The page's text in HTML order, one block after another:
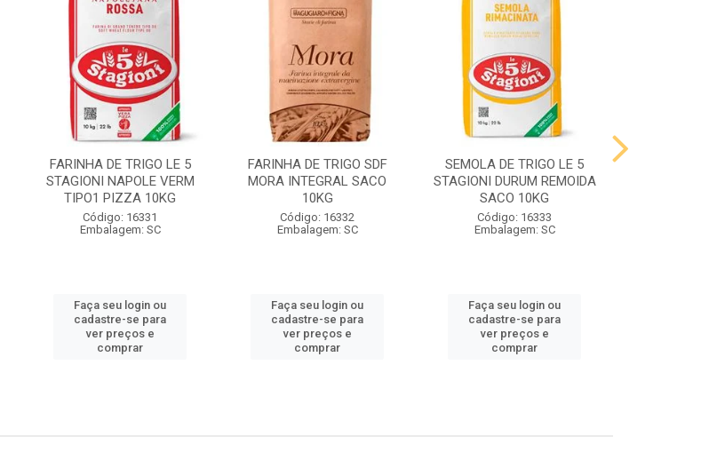
FARINHA DE TRIGO LE 5
STAGIONI NAPOLE VERM
TIPO1 PIZZA 10KG
Código: 16331
Embalagem: SC
Faça seu login ou
cadastre-se para
ver preços e
comprar
FARINHA DE TRIGO SDF
MORA INTEGRAL SACO
10KG
Código: 16332
Embalagem: SC
Faça seu login ou
cadastre-se para
ver preços e
comprar
SEMOLA DE TRIGO LE 5
STAGIONI DURUM REMOIDA
SACO 10KG
Código: 16333
Embalagem: SC
Faça seu login ou
cadastre-se para
ver preços e
comprar